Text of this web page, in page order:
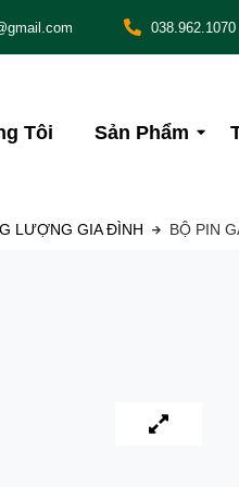
038.962.1070
Tôi Sản Phẩm
LƯỢNG GIA ĐÌNH BỘ PIN